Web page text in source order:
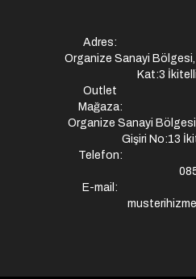
Adres:
Organize Sanayi
Kat:3
Outlet
Mağaza:
Organize Sanayi
Gişiri No:13
Telefon:
E-mail: